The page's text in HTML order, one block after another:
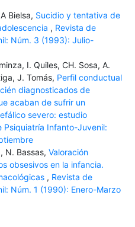
Bielsa, Sucidio y tentativa de
, Revista de
Núm. 3 (1993): Julio-
I. Quiles, CH. Sosa, A.
J. Tomás, Perfil conductual
diagnosticados de
acaban de sufrir un
severo: estudio
Psiquiatría Infanto-Juvenil:
N. Bassas, Valoración
obsesivos en la infancia.
, Revista de
Núm. 1 (1990): Enero-Marzo